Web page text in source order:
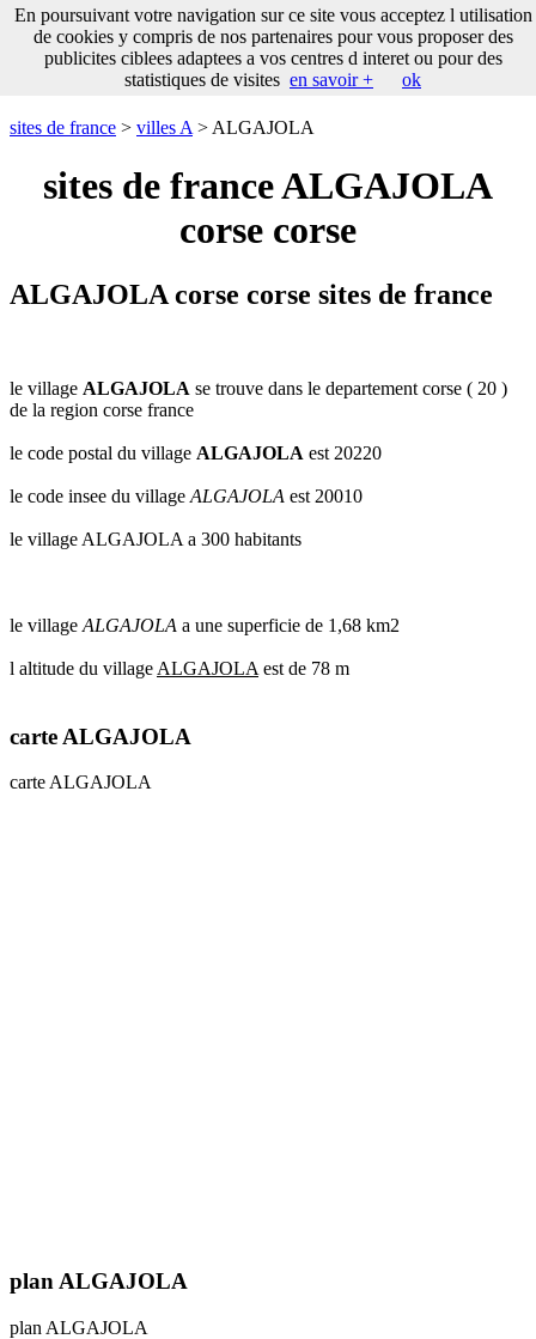
sites
france
par
J K L M
N
U
___
___
___ sites de france
sites de france > villes A > ALGAJOLA
sites de france ALGAJOLA
corse corse
ALGAJOLA corse corse sites de france
le village ALGAJOLA se trouve dans le departement corse ( 20 )
de la region corse france
le code postal du village ALGAJOLA est 20220
le code insee du village ALGAJOLA est 20010
le village ALGAJOLA a 300 habitants
le village ALGAJOLA a une superficie de 1,68 km2
l altitude du village ALGAJOLA est de 78 m
carte ALGAJOLA
carte ALGAJOLA
plan ALGAJOLA
plan ALGAJOLA
En poursuivant votre navigation sur ce site vous acceptez l utilisation
de cookies y compris de nos partenaires pour vous proposer des
publicites ciblees adaptees a vos centres d interet ou pour des
statistiques de visites en savoir + ok